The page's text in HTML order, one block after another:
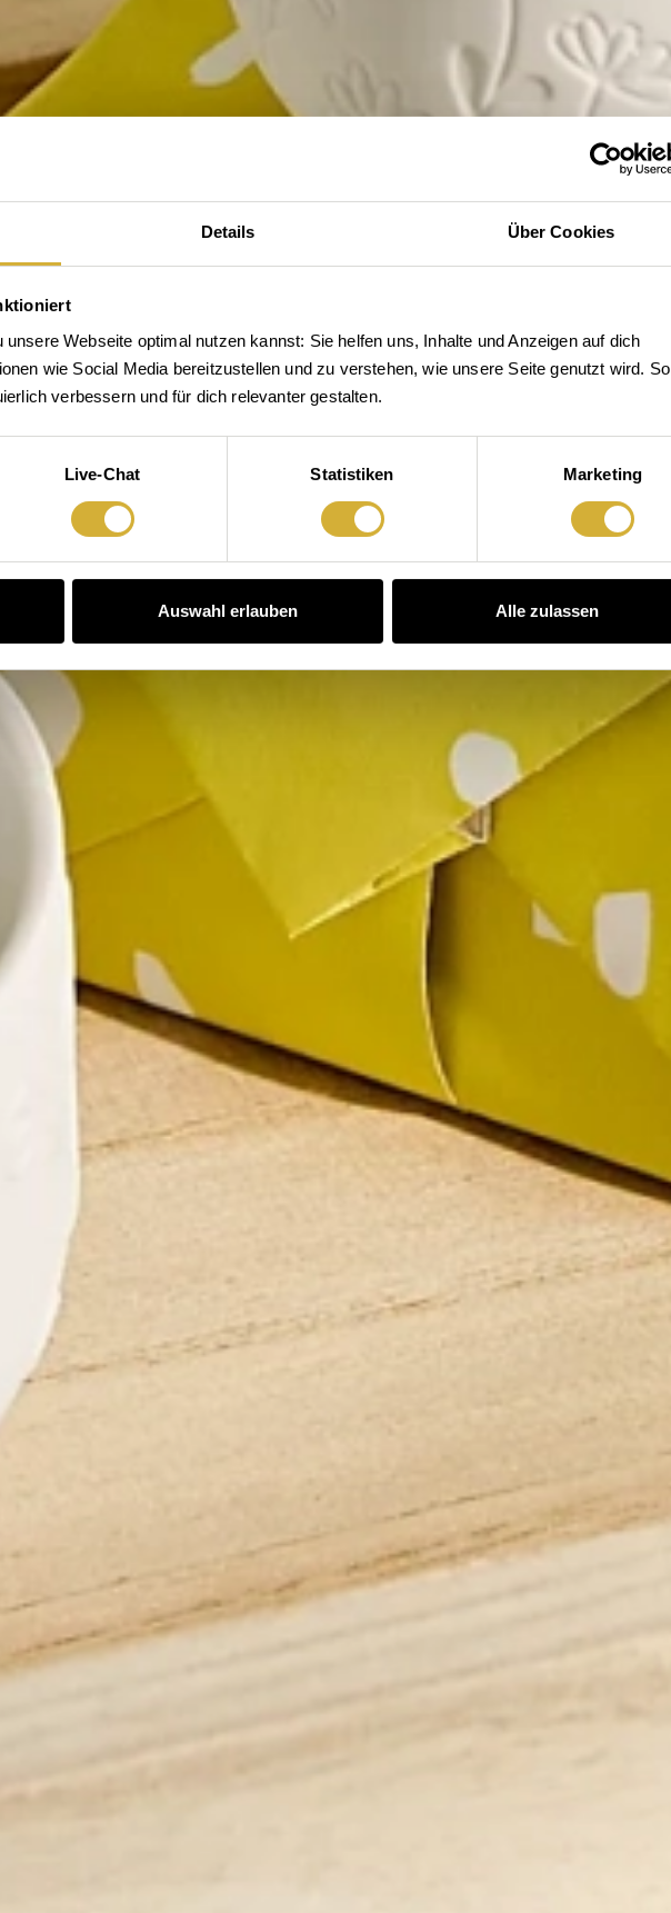
Details Über Cookies
Webseite optimal nutzen kannst: Sie helfen uns, Inhalte und Anzeigen auf dich
wie Social Media bereitzustellen und zu verstehen, wie unsere Seite genutzt wird. So
verbessern und für dich relevanter gestalten.
Live-Chat Statistiken Marketing
Auswahl erlauben Alle zulassen
die Welt von räder